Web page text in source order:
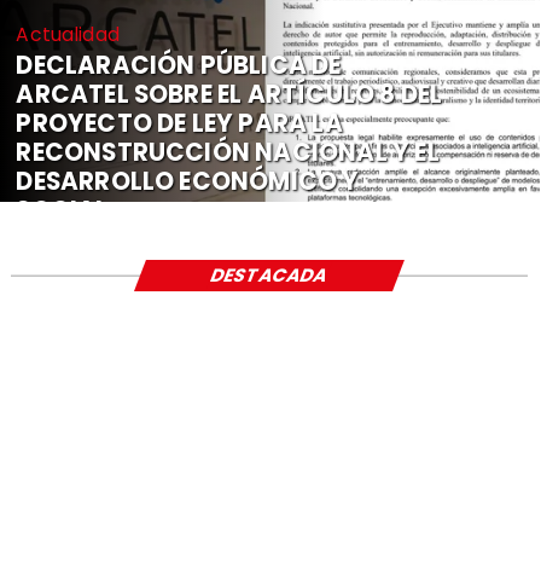
Actualidad
DECLARACIÓN PÚBLICA DE
ARCATEL SOBRE EL ARTÍCULO 8 DEL
PROYECTO DE LEY PARA LA
RECONSTRUCCIÓN NACIONAL Y EL
DESARROLLO ECONÓMICO Y
SOCIAL
DESTACADA